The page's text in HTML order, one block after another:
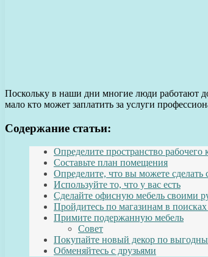
Поскольку в наши дни многие люди работают
мало кто может заплатить за услуги
Содержание статьи:
Определите пространство рабочего
Составьте план помещения
Определите, что вы можете сделать
Используйте то, что у вас есть
Сделайте офисную мебель своими
Пройдитесь по магазинам в
Примите подержанную мебель
Совет
Покупайте новый декор по
Обменяйтесь с друзьями